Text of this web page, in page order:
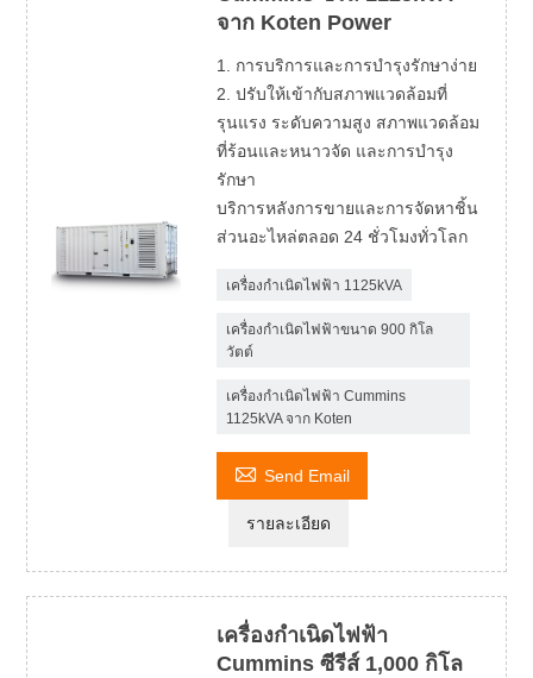
จาก Koten Power
1. การบริการและการบำรุงรักษาง่าย
2. ปรับให้เข้ากับสภาพแวดล้อมที่
รุนแรง ระดับความสูง สภาพแวดล้อม
ที่ร้อนและหนาวจัด และการบำรุง
รักษา
บริการหลังการขายและการจัดหาชิ้น
ส่วนอะไหล่ตลอด 24 ชั่วโมงทั่วโลก
เครื่องกำเนิดไฟฟ้า 1125kVA
เครื่องกำเนิดไฟฟ้าขนาด 900 กิโล
วัตต์
เครื่องกำเนิดไฟฟ้า Cummins
1125kVA จาก Koten
 Send Email
รายละเอียด
เครื่องกำเนิดไฟฟ้า
Cummins ซีรีส์ 1,000 กิโล